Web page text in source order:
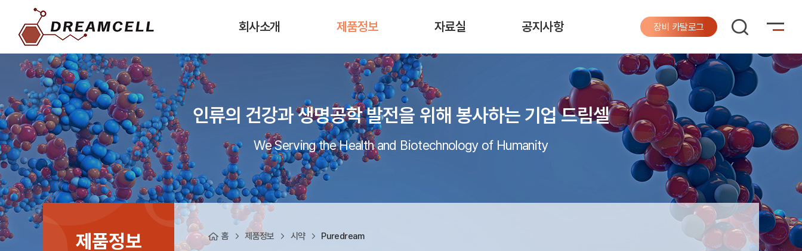
회사소개 제품정보 자료실 공지사항 장비 카탈로그
인류의 건강과 생명공학 발전을 위해 봉사하는 기업 드림셀
We Serving the Health and Biotechnology of Humanity
제품정보 홈 제품정보 시약 Puredream